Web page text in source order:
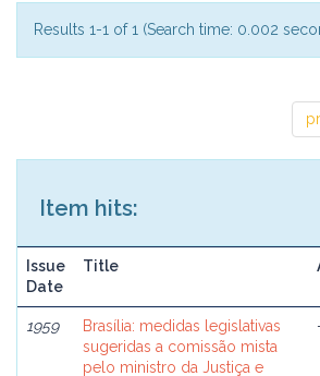
Results 1-1 of 1 (Search time: 0.002
Item hits:
Issue
Date
Title
1959
Brasília: medidas legislativas
sugeridas a comissão mista
pelo ministro da Justiça e